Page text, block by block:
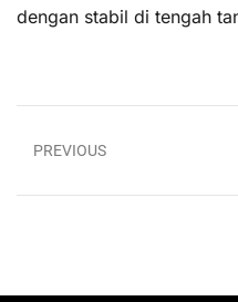
dengan stabil di tengah
PREVIOUS